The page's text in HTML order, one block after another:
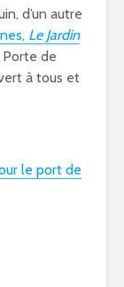
d’un autre
Le Jardin
Porte de
à tous et
le port de